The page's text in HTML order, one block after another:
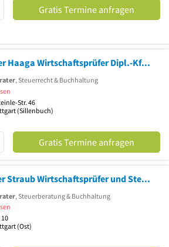
Gratis Termine anfragen
Dipl.-Kfm. Günter Haaga Wirtschaftsprüfer Dipl.-Kfm. Werner Steuerberater
, Steuerrecht & Buchhaltung
Str. 46
(Sillenbuch)
Gratis Termine anfragen
Dipl.-Kfm. Walter Straub Wirtschaftsprüfer und Steuerberater
, Steuerberatung & Buchhaltung
(Ost)